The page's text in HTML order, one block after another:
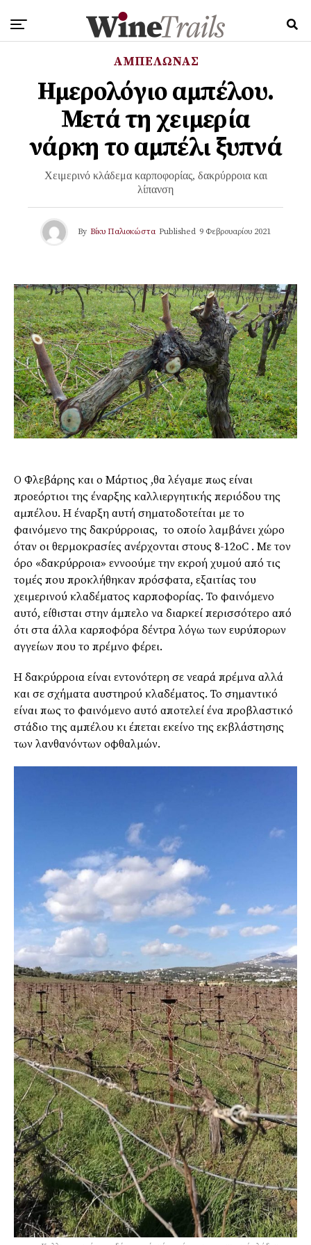
ΑΜΠΕΛΩΝΑΣ
Ημερολόγιο αμπέλου.
Μετά τη χειμερία
νάρκη το αμπέλι ξυπνά
Χειμερινό κλάδεμα καρποφορίας, δακρύρροια και
λίπανση
By Βίκυ Παλιοκώστα Published 9 Φεβρουαρίου 2021
Ο Φλεβάρης και ο Μάρτιος ,θα λέγαμε πως είναι
προεόρτιοι της έναρξης καλλιεργητικής περιόδου της
αμπέλου. Η έναρξη αυτή σηματοδοτείται με το
φαινόμενο της δακρύρροιας, το οποίο λαμβάνει χώρο
όταν οι θερμοκρασίες ανέρχονται στους 8-12oC . Με τον
όρο «δακρύρροια» εννοούμε την εκροή χυμού από τις
τομές που προκλήθηκαν πρόσφατα, εξαιτίας του
χειμερινού κλαδέματος καρποφορίας. Το φαινόμενο
αυτό, είθισται στην άμπελο να διαρκεί περισσότερο από
ότι στα άλλα καρποφόρα δέντρα λόγω των ευρύπορων
αγγείων που το πρέμνο φέρει.
Η δακρύρροια είναι εντονότερη σε νεαρά πρέμνα αλλά
και σε σχήματα αυστηρού κλαδέματος. Το σημαντικό
είναι πως το φαινόμενο αυτό αποτελεί ένα προβλαστικό
στάδιο της αμπέλου κι έπεται εκείνο της εκβλάστησης
των λανθανόντων οφθαλμών.